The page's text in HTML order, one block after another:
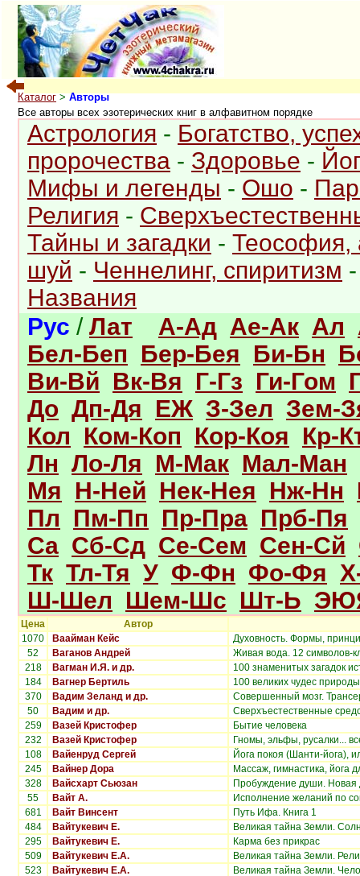
Каталог>Авторы
Все авторы всех эзотерических книг в алфавитном порядке
Астрология - Богатство,
пророчества - Здоровье -
Мифы и легенды - Ошо -
Религия -
Тайны и загадки - Теософия,
шуй - Ченнелинг, спиритизм
Названия
Рус / Лат А-Ад Ае-Ак Ал
Бел-Беп
Бер-Бея Би-Бн
Ви-Вй Вк-Вя Г-Гз Ги-Гом
До Дп-Дя ЕЖ З-Зел Зем-
Кол
Ком-Коп Кор-Коя
Кр-
Лн Ло-Ля М-Мак Мал-Ман
Мя
Н-Ней Нек-Нея Нж-Нн
Пл
Пм-Пп Пр-Пра Прб-Пя
Са Сб-Сд Се-Сем Сен-Сй
Тк Тл-Тя У Ф-Фн Фо-Фя
Ш-Шел
Шем-Шс Шт-Ь
Цена
Автор
1070
Ваайман Кейс
Духовность. Формы,
52
Ваганов Андрей
Живая вода. 12 символов-
218
Вагман И.Я. и др.
100 знаменитых загадок
184
Вагнер Бертиль
100 великих чудес природы
370
Вадим Зеланд и др.
Совершенный мозг.
50
Вадим и др.
Сверхъестественные
259
Вазей Кристофер
Бытие человека
232
Вазей Кристофер
Гномы, эльфы, русалки...
108
Вайенруд Сергей
Йога покоя (Шанти-йога),
245
Вайнер Дора
Массаж, гимнастика, йога
328
Вайсхарт Сьюзан
Пробуждение души. Новая
55
Вайт А.
Исполнение желаний по
681
Вайт Винсент
Путь Ифа. Книга 1
484
Вайтукевич Е.
Великая тайна Земли.
295
Вайтукевич Е.
Карма без прикрас
509
Вайтукевич Е.А.
Великая тайна Земли.
523
Вайтукевич Е.А.
Великая тайна Земли.